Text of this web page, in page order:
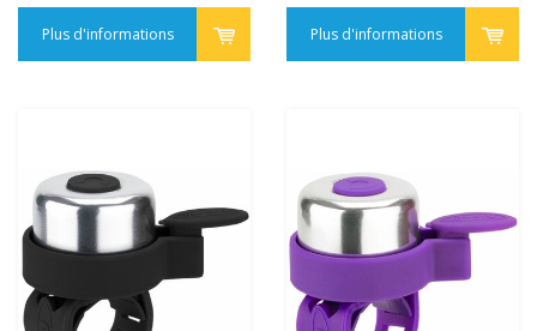
Plus d'informations Plus d'informations